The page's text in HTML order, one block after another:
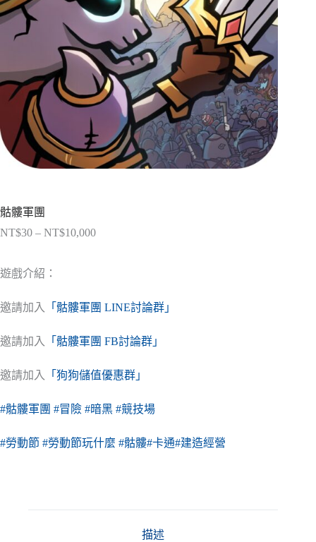
骷髏軍團
NT$30 – NT$10,000價
NT$30
到
遊戲介紹：
邀請加入 「骷髏軍團 LINE討論群」
邀請加入 「骷髏軍團 FB討論群」
邀請加入 「狗狗儲值優惠群」
#骷髏軍團 #冒險 #暗黑 #競技場
#勞動節 #勞動節玩什麼 #骷髏#卡通#建造經營
描述